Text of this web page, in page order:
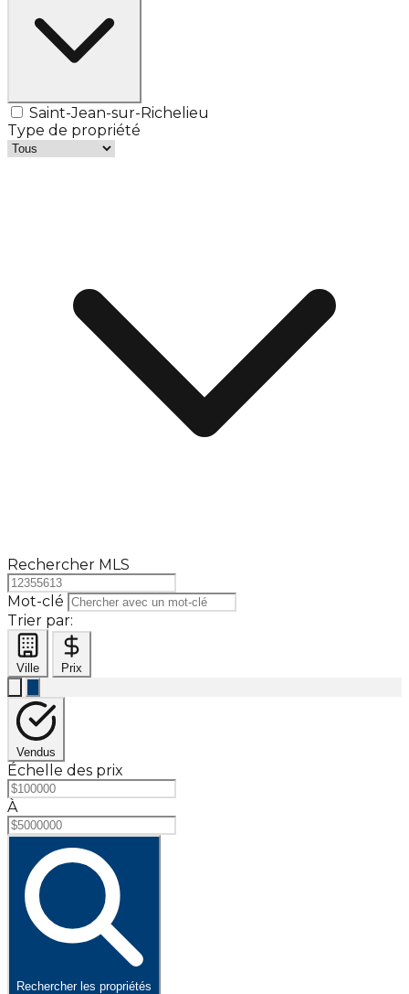
Saint-Jean-sur-Richelieu
Type de propriété
Rechercher MLS
Mot-clé
Trier par:
Ville Prix
Vendus
Échelle des prix
À
Rechercher les propriétés